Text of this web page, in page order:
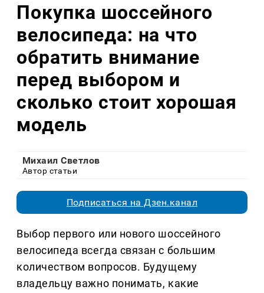
Покупка шоссейного
велосипеда: на что
обратить внимание
перед выбором и
сколько стоит хорошая
модель
Михаил Светлов
Автор статьи
Подписаться на Дзен.канал
Выбор первого или нового шоссейного
велосипеда всегда связан с большим
количеством вопросов. Будущему
владельцу важно понимать, какие